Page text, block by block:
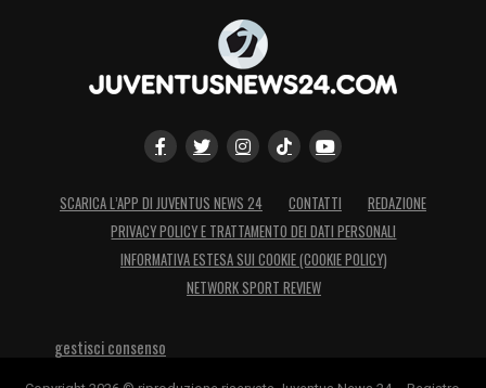
SCARICA L’APP DI JUVENTUS NEWS 24 CONTATTI
REDAZIONE
PRIVACY POLICY E TRATTAMENTO DEI DATI PERSONALI
INFORMATIVA ESTESA SUI COOKIE (COOKIE POLICY)
NETWORK SPORT REVIEW
gestisci consenso